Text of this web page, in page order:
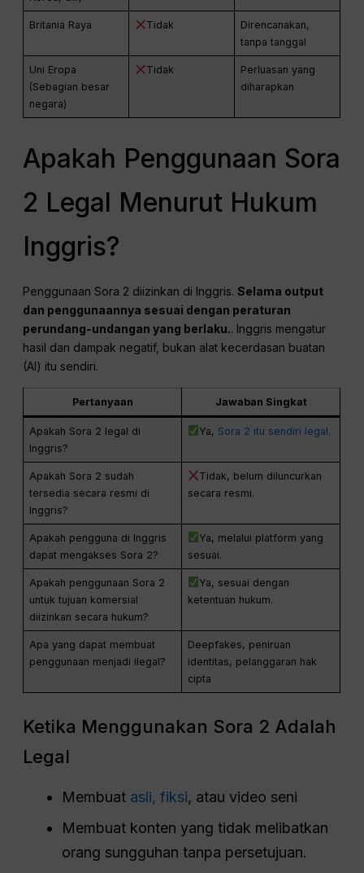
Britania Raya Tidak
Direncanakan,
tanpa tanggal
Uni Eropa
(Sebagian besar
negara)
Tidak
Perluasan yang
diharapkan
Apakah Penggunaan Sora
2 Legal Menurut Hukum
Inggris?
Penggunaan Sora 2 diizinkan di Inggris.Selama output
dan penggunaannya sesuai dengan peraturan
perundang-undangan yang berlaku.. Inggris mengatur
hasil dan dampak negatif, bukan alat kecerdasan buatan
(AI) itu sendiri.
Pertanyaan Jawaban Singkat
Apakah Sora 2 legal di
Inggris?
Ya, Sora 2 itu sendiri legal.
Apakah Sora 2 sudah
tersedia secara resmi di
Inggris?
Tidak, belum diluncurkan
secara resmi.
Apakah pengguna di Inggris
dapat mengakses Sora 2?
Ya, melalui platform yang
sesuai.
Apakah penggunaan Sora 2
untuk tujuan komersial
diizinkan secara hukum?
Ya, sesuai dengan
ketentuan hukum.
Apa yang dapat membuat
penggunaan menjadi ilegal?
Deepfakes, peniruan
identitas, pelanggaran hak
cipta
Ketika Menggunakan Sora 2 Adalah
Legal
Membuat asli, fiksi, atau video seni
Membuat konten yang tidak melibatkan
orang sungguhan tanpa persetujuan.